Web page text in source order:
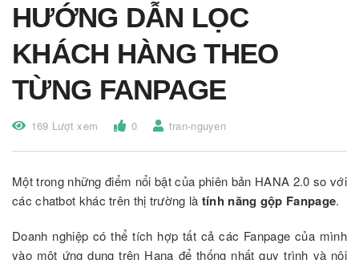
HƯỚNG DẪN LỌC
KHÁCH HÀNG THEO
TỪNG FANPAGE
169 Lượt xem 0 tran-nguyen
Một trong những điểm nổi bật của phiên bản HANA 2.0 so với
các chatbot khác trên thị trường là tính năng gộp Fanpage.
Doanh nghiệp có thể tích hợp tất cả các Fanpage của mình
vào một ứng dụng trên Hana để thống nhất quy trình và nội